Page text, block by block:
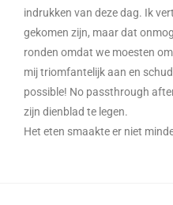
indrukken van deze dag. Ik
gekomen zijn, maar dat
ronden omdat we moesten
mij triomfantelijk aan en
possible! No passthrough
zijn dienblad te legen.
Het eten smaakte er niet